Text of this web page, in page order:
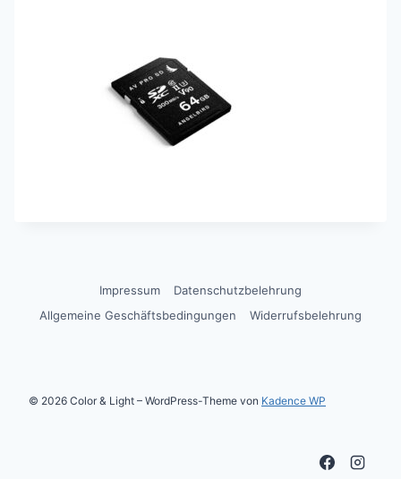
Impressum
Datenschutzbelehrung
Allgemeine Geschäftsbedingungen
Widerrufsbelehrung
© 2026 Color & Light – WordPress-Theme von Kadence WP